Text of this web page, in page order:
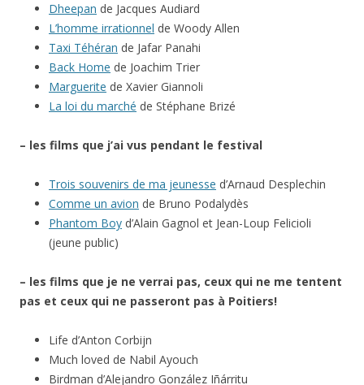
Dheepan de Jacques Audiard
L’homme irrationnel de Woody Allen
Taxi Téhéran de Jafar Panahi
Back Home de Joachim Trier
Marguerite de Xavier Giannoli
La loi du marché de Stéphane Brizé
– les films que j’ai vus pendant le festival
Trois souvenirs de ma jeunesse d’Arnaud Desplechin
Comme un avion de Bruno Podalydès
Phantom Boy d’Alain Gagnol et Jean-Loup Felicioli
(jeune public)
– les films que je ne verrai pas, ceux qui ne me tentent
pas et ceux qui ne passeront pas à Poitiers!
Life d’Anton Corbijn
Much loved de Nabil Ayouch
Birdman d’Alejandro González Iñárritu